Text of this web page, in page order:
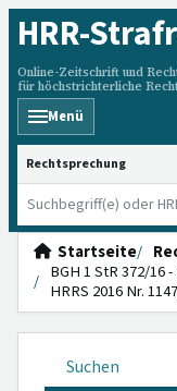
HRR-
Online-Zeitschrift und
für höchstrichterliche
Menü
HRRS durchsuchen
Startseite
BGH 1 StR 372/16
HRRS 2016 Nr.
Suchen